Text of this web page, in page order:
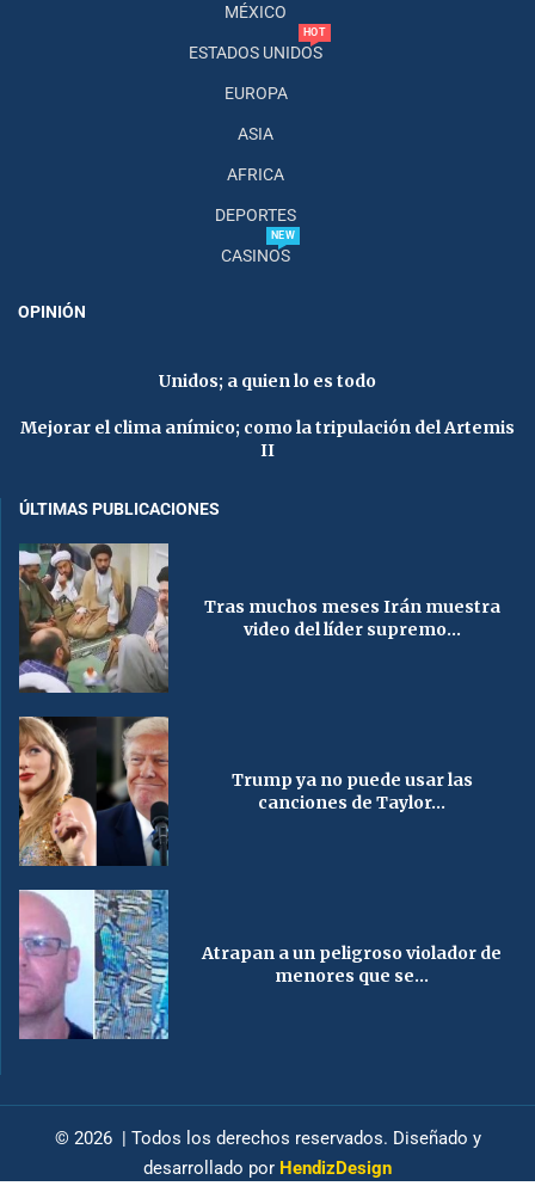
MÉXICO
ESTADOS UNIDOS
HOT
EUROPA
ASIA
AFRICA
DEPORTES
CASINOS
NEW
OPINIÓN
Unidos; a quien lo es todo
Mejorar el clima anímico; como la tripulación del Artemis
II
ÚLTIMAS PUBLICACIONES
Tras muchos meses Irán muestra
video del líder supremo...
Trump ya no puede usar las
canciones de Taylor...
Atrapan a un peligroso violador de
menores que se...
© 2026 | Todos los derechos reservados. Diseñado y
desarrollado por HendizDesign